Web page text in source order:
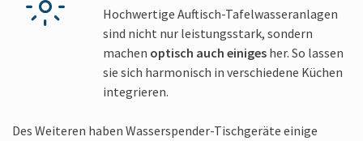
Hochwertige Auftisch-Tafelwasseranlagen
sind nicht nur leistungsstark, sondern
machen optisch auch einiges her. So lassen
sie sich harmonisch in verschiedene Küchen
integrieren.
Des Weiteren haben Wasserspender-Tischgeräte einige